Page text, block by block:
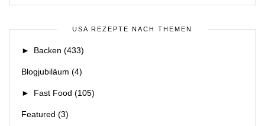
USA REZEPTE NACH THEMEN
► Backen (433)
Blogjubiläum (4)
► Fast Food (105)
Featured (3)